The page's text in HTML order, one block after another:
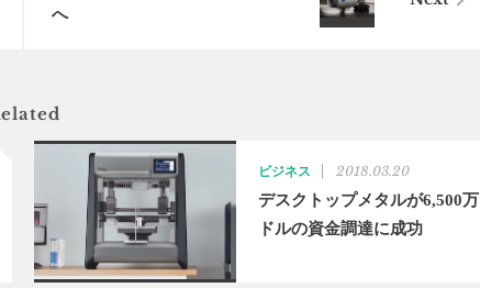
へ
ビジネス 2018.03.20
デスクトップメタルが6,500万
ドルの資金調達に成功